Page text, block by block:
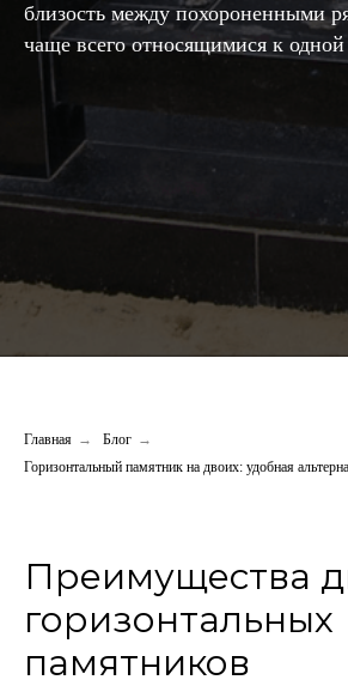
близость между похороненными
чаще всего относящимися к
Главная → Блог →
Горизонтальный памятник на двоих: удобная
Преимущества
горизонтальных
памятников